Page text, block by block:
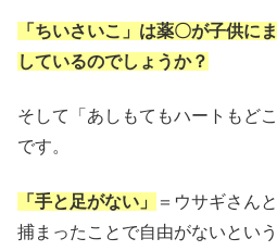
「ちいさいこ」は薬〇が子供に
しているのでしょうか？
そして「あしもてもハートもど
です。
「手と足がない」
＝ウサギさん
捕まったことで自由がないとい